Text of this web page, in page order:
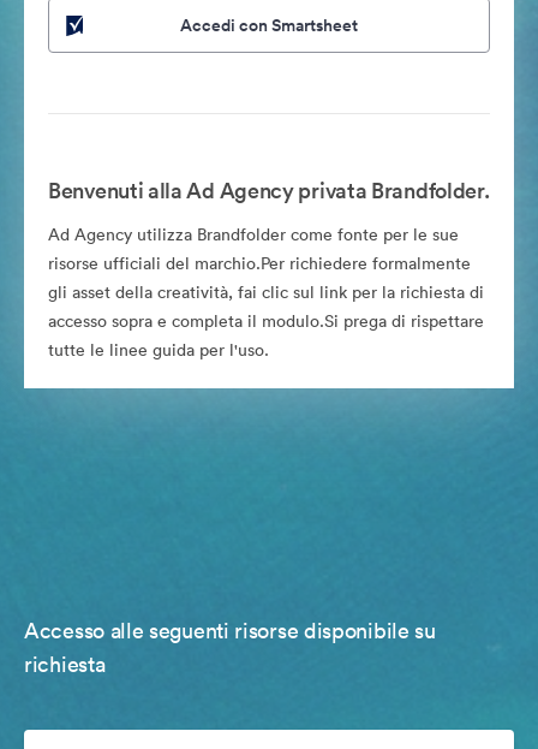
Accedi con Smartsheet
Benvenuti alla Ad Agency privata Brandfolder.
Ad Agency utilizza Brandfolder come fonte per le sue
risorse ufficiali del marchio.Per richiedere formalmente
gli asset della creatività, fai clic sul link per la richiesta di
accesso sopra e completa il modulo.Si prega di rispettare
tutte le linee guida per l'uso.
Accesso alle seguenti risorse disponibile su
richiesta